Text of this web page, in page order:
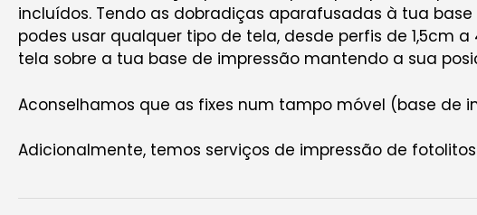
incluídos. Tendo as dobradiças aparafusadas à tua
podes usar qualquer tipo de tela, desde perfis de 1,5cm
tela sobre a tua base de impressão mantendo a sua
Aconselhamos que as fixes num tampo móvel (base
Adicionalmente, temos serviços de impressão de